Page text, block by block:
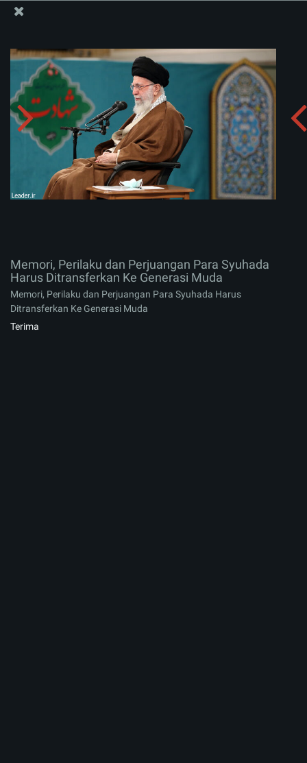
Memori, Perilaku dan Perjuangan Para Syuhada Harus
Ditransferkan Ke Generasi Muda
Menerima album:
Memori, Perilaku dan Perjuangan Para Syuhada
Harus Ditransferkan Ke Generasi Muda
Memori, Perilaku dan Perjuangan Para Syuhada Harus
Ditransferkan Ke Generasi Muda
Terima